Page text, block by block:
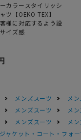
カラースタイリッシ
ツ【OEKO-TEX】
様に対応するよう設
イズ感
メンズスーツ
メ
メンズスーツ
メ
メンズスーツ
メ
ャケット・コート・フォ